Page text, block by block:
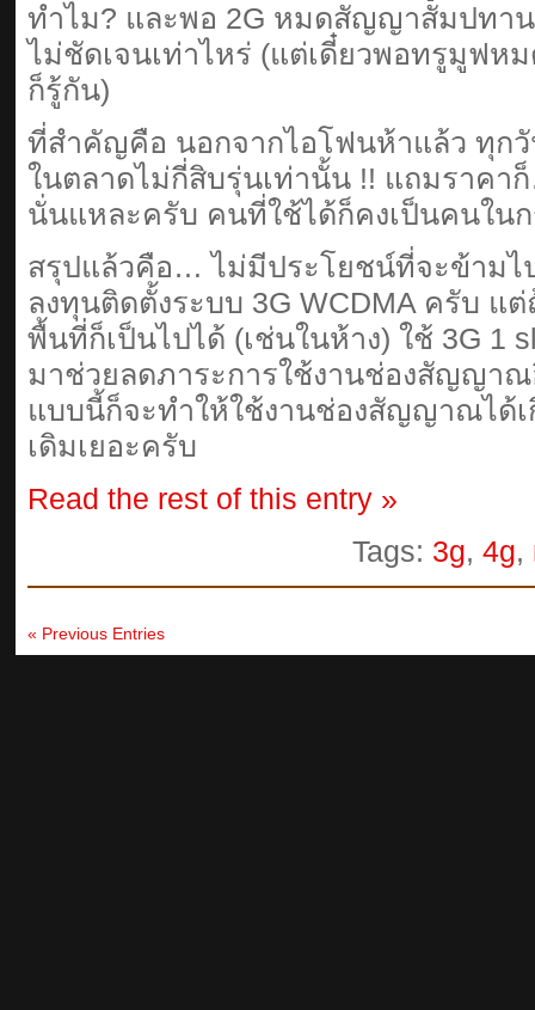
ทำไม? และพอ 2G หมดสัญญาสัมปทาน
ไม่ชัดเจนเท่าไหร่ (แต่เดี๋ยวพอทรูมูฟ
ก็รู้กัน)
ที่สำคัญคือ นอกจากไอโฟนห้าแล้ว ทุกวั
ในตลาดไม่กี่สิบรุ่นเท่านั้น !! แถมราคา
นั่นแหละครับ คนที่ใช้ได้ก็คงเป็นคนในก
สรุปแล้วคือ… ไม่มีประโยชน์ที่จะข้ามไ
ลงทุนติดตั้งระบบ 3G WCDMA ครับ แ
พื้นที่ก็เป็นไปได้ (เช่นในห้าง) ใช้ 3G 1
มาช่วยลดภาระการใช้งานช่องสัญญาณ
แบบนี้ก็จะทำให้ใช้งานช่องสัญญาณได้
เดิมเยอะครับ
Read the rest of this entry »
Tags: 3g, 4g,
« Previous Entries